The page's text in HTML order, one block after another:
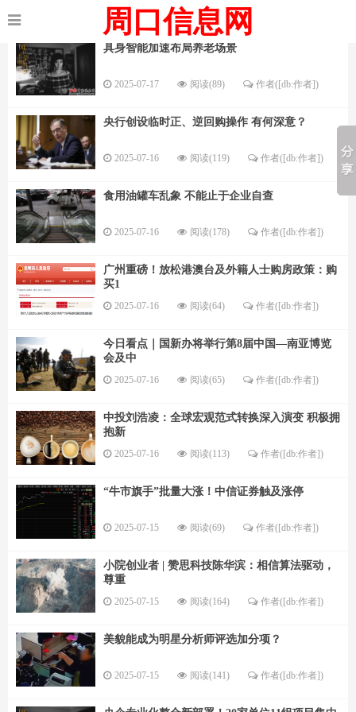
周口信息网
具身智能加速布局养老场景
2025-07-17 阅读(89) 作者([db:作者])
央行创设临时正、逆回购操作 有何深意？
2025-07-16 阅读(119) 作者([db:作者])
食用油罐车乱象 不能止于企业自查
2025-07-16 阅读(178) 作者([db:作者])
广州重磅！放松港澳台及外籍人士购房政策：购
买1
2025-07-16 阅读(64) 作者([db:作者])
今日看点｜国新办将举行第8届中国—南亚博览
会及中
2025-07-16 阅读(65) 作者([db:作者])
中投刘浩凌：全球宏观范式转换深入演变 积极拥
抱新
2025-07-16 阅读(113) 作者([db:作者])
“牛市旗手”批量大涨！中信证券触及涨停
2025-07-15 阅读(69) 作者([db:作者])
小院创业者 | 赞思科技陈华滨：相信算法驱动，
尊重
2025-07-15 阅读(164) 作者([db:作者])
美貌能成为明星分析师评选加分项？
2025-07-15 阅读(141) 作者([db:作者])